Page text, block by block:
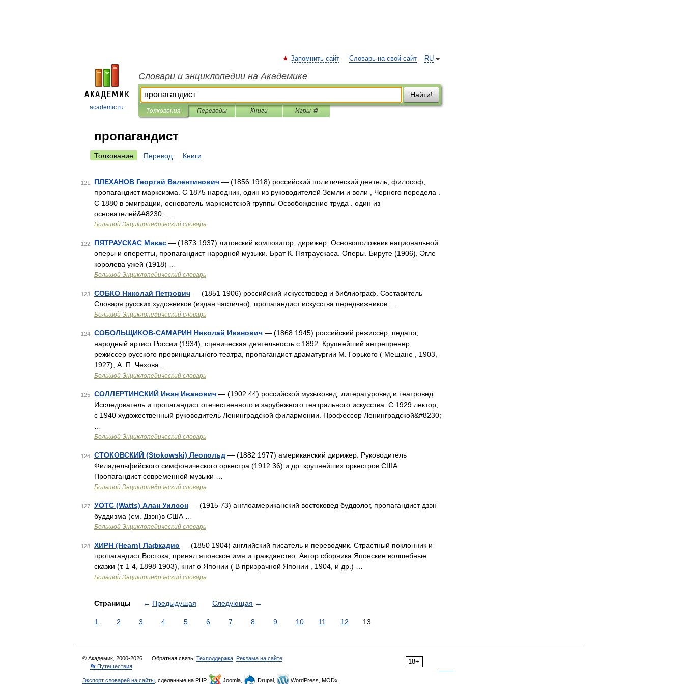
academic.ru
RU
Запомнить сайт Словарь на свой сайт
Словари и энциклопедии на Академике
Найти!
Толкования Переводы Книги Игры ⚽
пропагандист
Толкование Перевод Книги
121 ПЛЕХАНОВ Георгий Валентинович — (1856 1918) российский политический деятель, философ,
пропагандист марксизма. С 1875 народник, один из руководителей Земли и воли , Черного передела .
С 1880 в эмиграции, основатель марксистской группы Освобождение труда . один из
основателей&#8230; …
Большой Энциклопедический словарь
122 ПЯТРАУСКАС Микас — (1873 1937) литовский композитор, дирижер. Основоположник национальной
оперы и оперетты, пропагандист народной музыки. Брат К. Пятраускаса. Оперы. Бируте (1906), Эгле
королева ужей (1918) …
Большой Энциклопедический словарь
123 СОБКО Николай Петрович — (1851 1906) российский искусствовед и библиограф. Составитель
Словаря русских художников (издан частично), пропагандист искусства передвижников …
Большой Энциклопедический словарь
124 СОБОЛЬЩИКОВ-САМАРИН Николай Иванович — (1868 1945) российский режиссер, педагог,
народный артист России (1934), сценическая деятельность с 1892. Крупнейший антрепренер,
режиссер русского провинциального театра, пропагандист драматургии М. Горького ( Мещане , 1903,
1927), А. П. Чехова …
Большой Энциклопедический словарь
125 СОЛЛЕРТИНСКИЙ Иван Иванович — (1902 44) российской музыковед, литературовед и театровед.
Исследователь и пропагандист отечественного и зарубежного театрального искусства. С 1929 лектор,
с 1940 художественный руководитель Ленинградской филармонии. Профессор Ленинградской&#8230;
Большой Энциклопедический словарь
126 СТОКОВСКИЙ (Stokowski) Леопольд — (1882 1977) американский дирижер. Руководитель
Филадельфийского симфонического оркестра (1912 36) и др. крупнейших оркестров США.
Пропагандист современной музыки …
Большой Энциклопедический словарь
127 УОТС (Watts) Алан Уилсон — (1915 73) англоамериканский востоковед буддолог, пропагандист дзэн
буддизма (см. Дзэн)в США …
Большой Энциклопедический словарь
128 ХИРН (Hearn) Лафкадио — (1850 1904) английский писатель и переводчик. Страстный поклонник и
пропагандист Востока, принял японское имя и гражданство. Автор сборника Японские волшебные
сказки (т. 1 4, 1898 1903), книг о Японии ( В призрачной Японии , 1904, и др.) …
Большой Энциклопедический словарь
Страницы ← Предыдущая Следующая →
1 2 3 4 5 6 7 8 9 10 11 12 13
18+
© Академик, 2000-2026 Обратная связь: Техподдержка Реклама на сайте
👣 Путешествия
Экспорт словарей на сайты , сделанные на PHP, Joomla, Drupal, WordPress, MODx.